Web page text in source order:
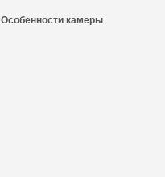
Особенности камеры